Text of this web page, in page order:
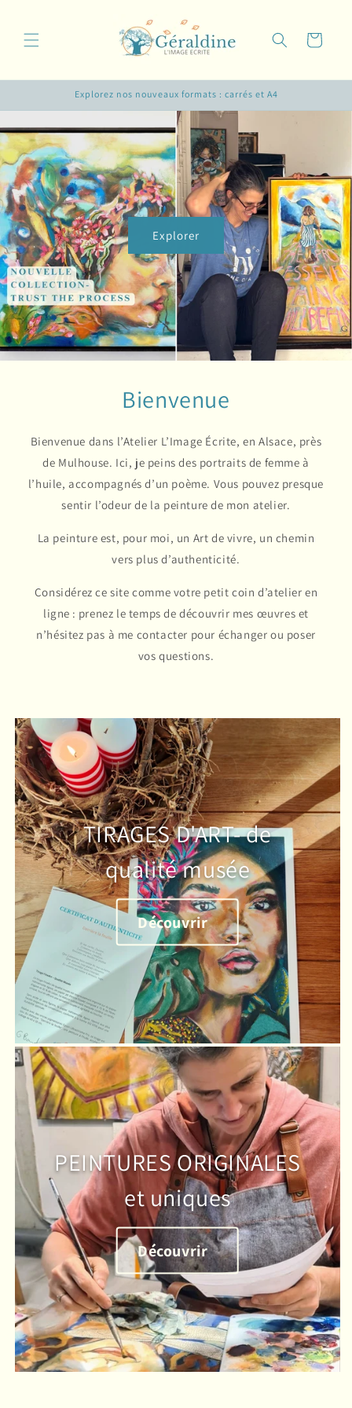
au
contenu
Panier
Explorez nos nouveaux formats : carrés et A4
Explorer
Bienvenue
Bienvenue dans l’Atelier L’Image Écrite, en Alsace, près
de Mulhouse. Ici, je peins des portraits de femme à
l’huile, accompagnés d’un poème. Vous pouvez presque
sentir l’odeur de la peinture de mon atelier.
La peinture est, pour moi, un Art de vivre, un chemin
vers plus d’authenticité.
Considérez ce site comme votre petit coin d’atelier en
ligne : prenez le temps de découvrir mes œuvres et
n’hésitez pas à me contacter pour échanger ou poser
vos questions.
TIRAGES D'ART- de
qualité musée
Découvrir
PEINTURES ORIGINALES
et uniques
Découvrir